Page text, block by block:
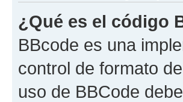
¿Qué es el código
BBcode es una
control de formato
uso de BBCode